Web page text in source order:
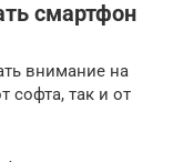
смартфон
внимание на
софта, так и от